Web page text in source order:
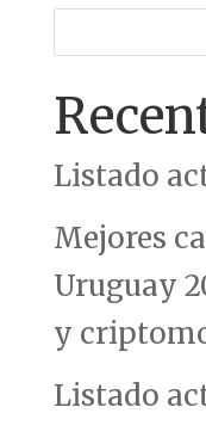
Listado
Mejores
Uruguay
y
Listado